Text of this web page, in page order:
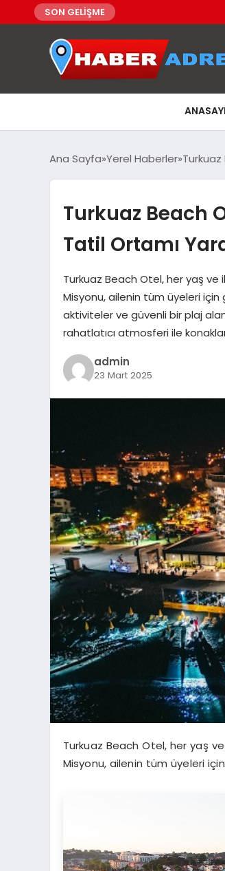
SON GELİŞME
Ana Sayfa Yerel Haberler
Turkuaz Beach
Tatil Ortamı
Turkuaz Beach Otel, her yaş
Misyonu, ailenin tüm üyeleri
aktiviteler ve güvenli bir plaj
rahatlatıcı atmosferi ile
admin
23 Mart 2025
Turkuaz Beach Otel, her yaş
Misyonu, ailenin tüm üyeleri